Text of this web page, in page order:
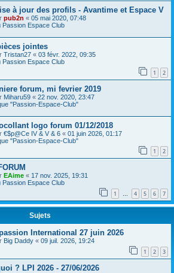
à jour des profils - Avantime et Espace V
pub2n « 05 mai 2020, 07:48
Passion Espace Club
jointes
Tristan27 « 03 févr. 2022, 09:35
Passion Espace Club
1 2
forum, mi fevrier 2019
Miharu59 « 22 nov. 2020, 23:47
"Passion-Espace-Club"
logo forum 01/12/2018
€$p@Ce IV & V & 6 « 01 juin 2026, 01:17
"Passion-Espace-Club"
1 2
EAime « 17 nov. 2025, 19:31
Passion Espace Club
1 … 4 5 6 7
Sujets
International 27 juin 2026
Big Daddy « 09 juil. 2026, 19:24
1 2 3
? LPI 2026 - 27/06/2026